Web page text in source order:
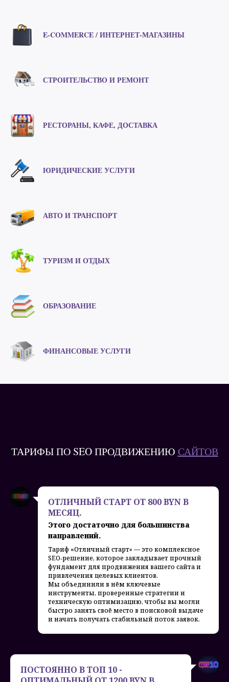
E-COMMERCE / ИНТЕРНЕТ-МАГАЗИНЫ
СТРОИТЕЛЬСТВО И РЕМОНТ
РЕСТОРАНЫ, КАФЕ, ДОСТАВКА
ЮРИДИЧЕСКИЕ УСЛУГИ
АВТО И ТРАНСПОРТ
ТУРИЗМ И ОТДЫХ
ОБРАЗОВАНИЕ
ФИНАНСОВЫЕ УСЛУГИ
ТАРИФЫ ПО SEO ПРОДВИЖЕНИЮ САЙТОВ
ОТЛИЧНЫЙ СТАРТ ОТ 800 BYN В
МЕСЯЦ.
Этого достаточно для большинства
направлений.
Тариф «Отличный старт» — это комплексное
SEO‑решение, которое закладывает прочный
фундамент для продвижения вашего сайта и
привлечения целевых клиентов.
Мы объединили в нём ключевые
инструменты, проверенные стратегии и
техническую оптимизацию, чтобы вы могли
быстро занять своё место в поисковой выдаче
и начать получать стабильный поток заявок.
ПОСТОЯННО В ТОП 10 -